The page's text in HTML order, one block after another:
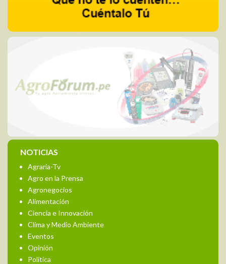
NOTICIAS
Agraria-Tv
Agro en la Prensa
Agronegocios
Alimentación
Ciencia e Innovación
Clima y Medio Ambiente
Eventos
Opinión
Política